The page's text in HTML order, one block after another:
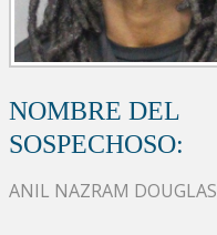
NOMBRE DEL
SOSPECHOSO:
ANIL NAZRAM DOUGLAS